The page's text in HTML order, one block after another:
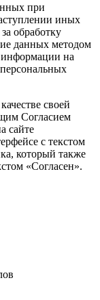
при
иных
обработку
данных методом
информации на
своей
Согласием
сайте
с текстом
который также
«Согласен».